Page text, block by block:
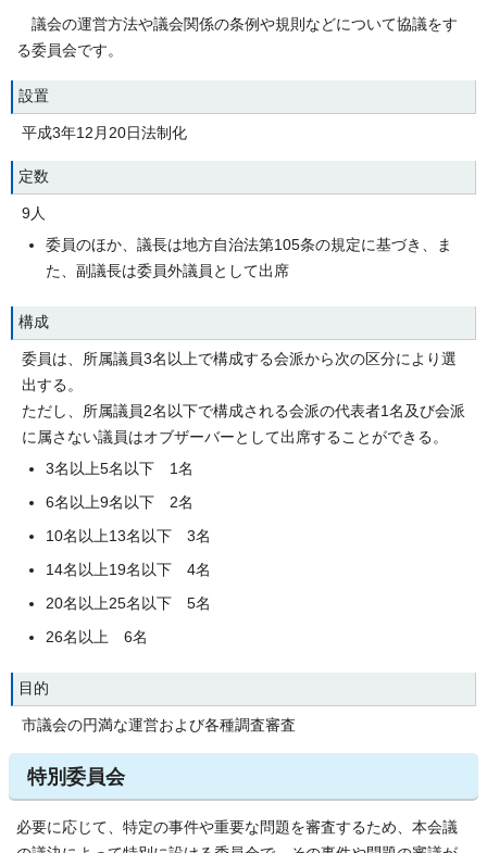
議会の運営方法や議会関係の条例や規則などについて協議をす
る委員会です。
設置
平成3年12月20日法制化
定数
9人
委員のほか、議長は地方自治法第105条の規定に基づき、ま
た、副議長は委員外議員として出席
構成
委員は、所属議員3名以上で構成する会派から次の区分により選
出する。
ただし、所属議員2名以下で構成される会派の代表者1名及び会派
に属さない議員はオブザーバーとして出席することができる。
3名以上5名以下 1名
6名以上9名以下 2名
10名以上13名以下 3名
14名以上19名以下 4名
20名以上25名以下 5名
26名以上 6名
目的
市議会の円満な運営および各種調査審査
特別委員会
必要に応じて、特定の事件や重要な問題を審査するため、本会議